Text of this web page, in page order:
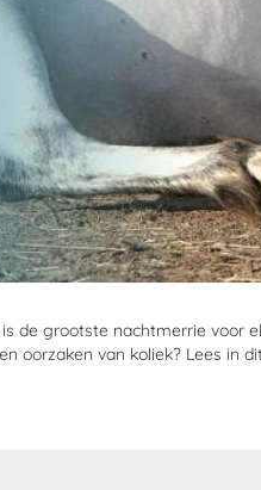
de grootste nachtmerrie voor
oorzaken van koliek? Lees in